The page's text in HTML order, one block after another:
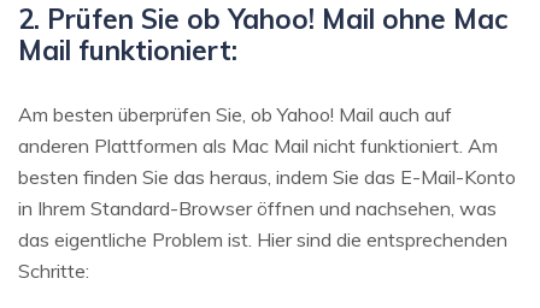
2. Prüfen Sie ob Yahoo! Mail ohne Mac
Mail funktioniert:
Am besten überprüfen Sie, ob Yahoo! Mail auch auf
anderen Plattformen als Mac Mail nicht funktioniert. Am
besten finden Sie das heraus, indem Sie das E-Mail-Konto
in Ihrem Standard-Browser öffnen und nachsehen, was
das eigentliche Problem ist. Hier sind die entsprechenden
Schritte: